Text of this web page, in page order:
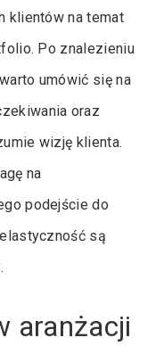
klientów na temat
Po znalezieniu
umówić się na
oraz
wizję klienta.
na
podejście do
są
aranżacji